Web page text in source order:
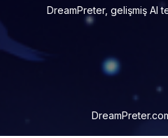
DreamPreter, gelişmiş AI